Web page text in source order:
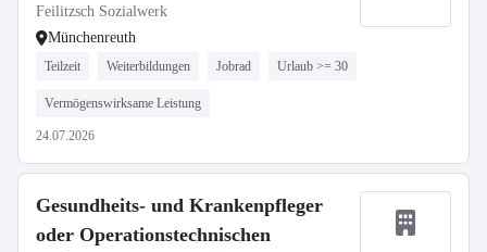
Feilitzsch Sozialwerk
Münchenreuth
Teilzeit Weiterbildungen Jobrad Urlaub >= 30
Vermögenswirksame Leistung
24.07.2026
Gesundheits- und Krankenpfleger
oder Operationstechnischen